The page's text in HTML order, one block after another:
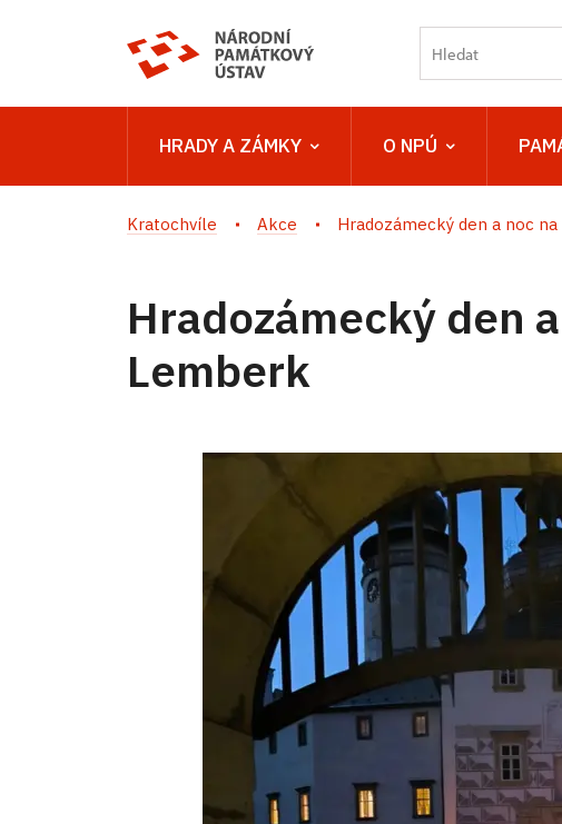
HRADY A ZÁMKY O NPÚ
Kratochvíle Akce Hradozámecký den a noc na
Hradozámecký den
Lemberk